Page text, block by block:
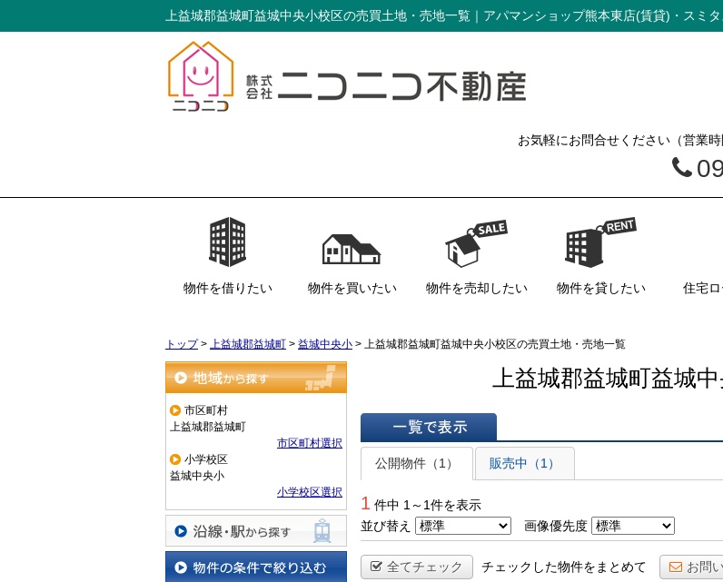
上益城郡益城町益城中央小校区の売買土地・売地一覧｜アパマンショップ熊本東店(賃貸)・スミ
お気軽にお問合せください（営業
物件を借りたい
サイト
物件を買いたい 物件を売却したい 物件を貸したい 住宅
トップ> 上益城郡益城町 > 益城中央小 > 上益城郡益城町益城中央小校区の売買土地・売地一覧
地域から探す
市区町村
上益城郡益城町
市区町村選択
小学校区
益城中央小
小学校区選択
沿線・駅から探す
上益城郡益城町益城
一覧で表示
公開物件（1）
販売中（1）
1 件中 1～1件を表示
並び替え
画像優先度
全てチェック チェックした物件をまとめて お問